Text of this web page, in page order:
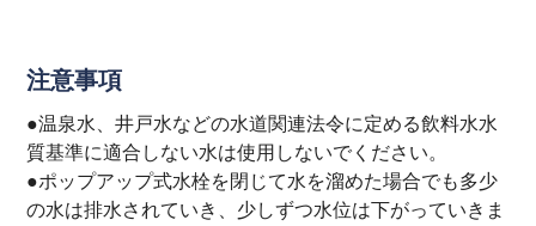
注意事項
●温泉水、井戸水などの水道関連法令に定める飲料水水
質基準に適合しない水は使用しないでください。
●ポップアップ式水栓を閉じて水を溜めた場合でも多少
の水は排水されていき、少しずつ水位は下がっていきま